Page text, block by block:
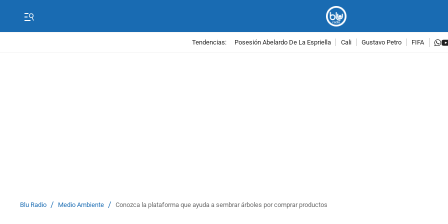
Tendencias: Posesión Abelardo De La Espriella Cali Gustavo Petro FIFA
Blu Radio / Medio Ambiente / Conozca la plataforma que ayuda a sembrar árboles por comprar productos